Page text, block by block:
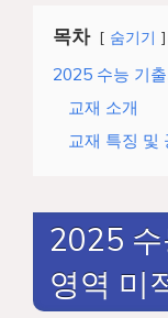
목차 숨기기
2025 수능 기
교재 소개
교재 특징 및
2025 수
영역 미